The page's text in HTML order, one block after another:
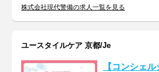
株式会社現代警備の求人一覧を見る
ユースタイルケア 京都/Je
【コンシェ